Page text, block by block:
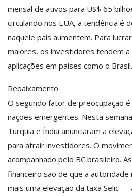
mensal de ativos para US$ 65
circulando nos EUA, a tendência é
naquele país aumentem. Para
maiores, os investidores tendem
aplicações em países como o Brasil.
Rebaixamento
O segundo fator de preocupação
nações emergentes. Nesta
Turquia e Índia anunciaram a
para atrair investidores. O
acompanhado pelo BC brasileiro.
financeiro são de que a
mais uma elevação da taxa Selic